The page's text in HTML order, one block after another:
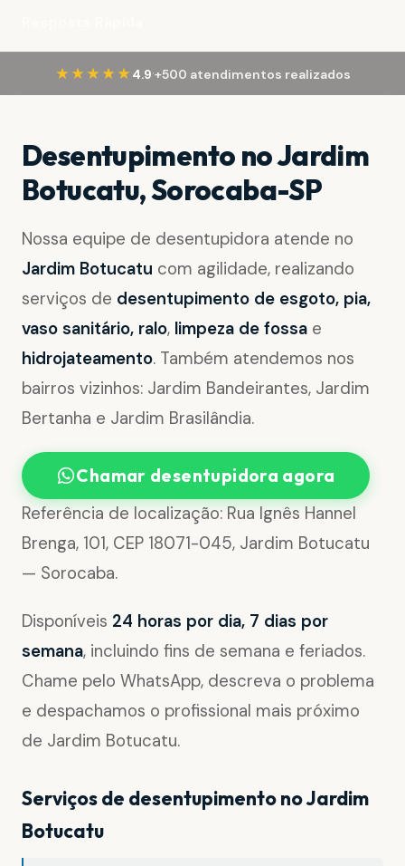
★★★★★ 4.9·+500 atendimentos realizados
Desentupimento no Jardim
Botucatu, Sorocaba-SP
Nossa equipe de desentupidora atende no
Jardim Botucatu com agilidade, realizando
serviços de desentupimento de esgoto, pia,
vaso sanitário, ralo, limpeza de fossa e
hidrojateamento. Também atendemos nos
bairros vizinhos: Jardim Bandeirantes, Jardim
Bertanha e Jardim Brasilândia.
Chamar desentupidora agora
Referência de localização: Rua Ignês Hannel
Brenga, 101, CEP 18071-045, Jardim Botucatu
— Sorocaba.
Disponíveis 24 horas por dia, 7 dias por
semana, incluindo fins de semana e feriados.
Chame pelo WhatsApp, descreva o problema
e despachamos o profissional mais próximo
de Jardim Botucatu.
Serviços de desentupimento no Jardim
Botucatu